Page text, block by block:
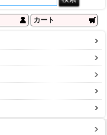
カート